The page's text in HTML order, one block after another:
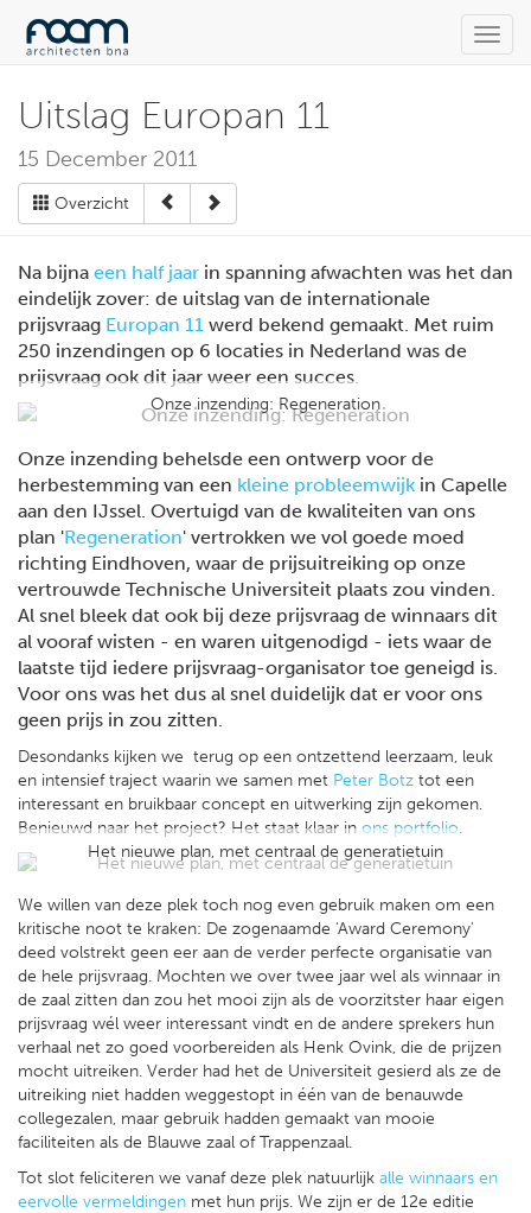
Uitslag Europan 11
15 December 2011
Overzicht
Na bijna een half jaar in spanning afwachten was het dan
eindelijk zover: de uitslag van de internationale
prijsvraag Europan 11 werd bekend gemaakt. Met ruim
250 inzendingen op 6 locaties in Nederland was de
prijsvraag ook dit jaar weer een succes.
Onze inzending: Regeneration
Onze inzending behelsde een ontwerp voor de
herbestemming van een kleine probleemwijk in Capelle
aan den IJssel. Overtuigd van de kwaliteiten van ons
plan 'Regeneration' vertrokken we vol goede moed
richting Eindhoven, waar de prijsuitreiking op onze
vertrouwde Technische Universiteit plaats zou vinden.
Al snel bleek dat ook bij deze prijsvraag de winnaars dit
al vooraf wisten - en waren uitgenodigd - iets waar de
laatste tijd iedere prijsvraag-organisator toe geneigd is.
Voor ons was het dus al snel duidelijk dat er voor ons
geen prijs in zou zitten.
Desondanks kijken we terug op een ontzettend leerzaam, leuk
en intensief traject waarin we samen met Peter Botz tot een
interessant en bruikbaar concept en uitwerking zijn gekomen.
Benieuwd naar het project? Het staat klaar in ons portfolio.
Het nieuwe plan, met centraal de generatietuin
We willen van deze plek toch nog even gebruik maken om een
kritische noot te kraken: De zogenaamde 'Award Ceremony'
deed volstrekt geen eer aan de verder perfecte organisatie van
de hele prijsvraag. Mochten we over twee jaar wel als winnaar in
de zaal zitten dan zou het mooi zijn als de voorzitster haar eigen
prijsvraag wél weer interessant vindt en de andere sprekers hun
verhaal net zo goed voorbereiden als Henk Ovink, die de prijzen
mocht uitreiken. Verder had het de Universiteit gesierd als ze de
uitreiking niet hadden weggestopt in één van de benauwde
collegezalen, maar gebruik hadden gemaakt van mooie
faciliteiten als de Blauwe zaal of Trappenzaal.
Tot slot feliciteren we vanaf deze plek natuurlijk alle winnaars en
eervolle vermeldingen met hun prijs. We zijn er de 12e editie